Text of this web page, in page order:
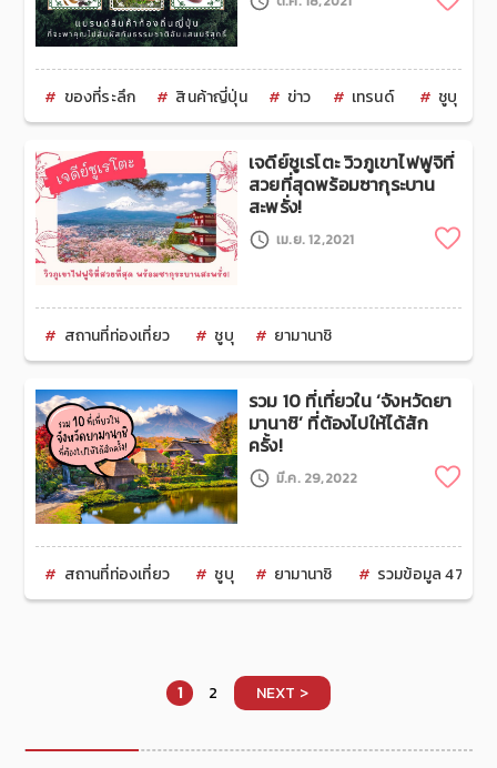
ของที่ระลึก สินค้าญี่ปุ่น ข่าว เทรนด์ ชูบุ
เจดีย์ชูเรโตะ วิวภูเขาไฟฟูจิที่
สวยที่สุดพร้อมซากุระบาน
สะพรั่ง!
เม.ย. 12,2021
สถานที่ท่องเที่ยว ชูบุ ยามานาชิ
รวม 10 ที่เที่ยวใน ‘จังหวัดยา
มานาชิ’ ที่ต้องไปให้ได้สัก
ครั้ง!
มี.ค. 29,2022
สถานที่ท่องเที่ยว ชูบุ ยามานาชิ รวมข้อมูล 47 จัง
1 2 NEXT >